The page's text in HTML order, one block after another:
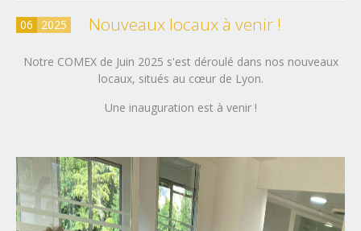
06 2025 Nouveaux locaux à venir !
Notre COMEX de Juin 2025 s'est déroulé dans nos nouveaux
locaux, situés au cœur de Lyon.
Une inauguration est à venir !